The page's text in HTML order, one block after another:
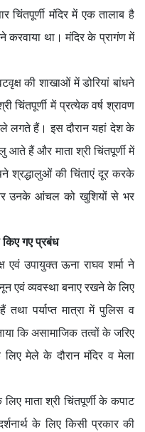
मंदिर में एक तालाब है
ने करवाया था। मंदिर के प्रागंण में
की शाखाओं में डोरियां बांधने
चिंतपूर्णी में प्रत्येक वर्ष श्रावण
लगते हैं। इस दौरान यहां देश के
आते हैं और माता श्री चिंतपूर्णी में
श्रद्धालुओं की चिंताएं दूर करके
उनके आंचल को खुशियों से भर
किए गए प्रबंध
एवं उपायुक्त ऊना राघव शर्मा ने
एवं व्यवस्था बनाए रखने के लिए
तथा पर्याप्त मात्रा में पुलिस व
कि असामाजिक तत्वों के जरिए
मेले के दौरान मंदिर व मेला
माता श्री चिंतपूर्णी के कपाट
के लिए किसी प्रकार की